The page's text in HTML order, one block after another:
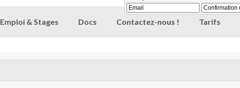
Emploi & Stages Docs Contactez-nous ! Tarifs